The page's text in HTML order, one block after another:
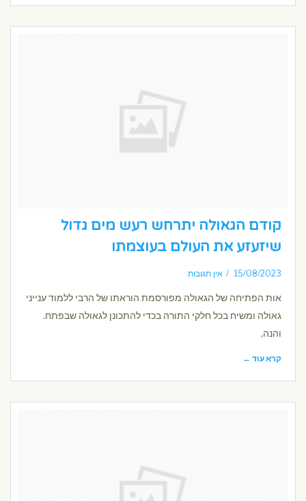
קודם הגאולה יתרחש רעש מים גדול
שיזעזע את העולם בעוצמתו
15/08/2023 אין תגובות
אות הפתיחה של הגאולה מפורסמת הוראתו של הרבי ללמוד ענייני
גאולה ומשיח בכל חלקי התורה בכדי להתכונן לגאולה שבפתח.
והנה,
קרא עוד ←